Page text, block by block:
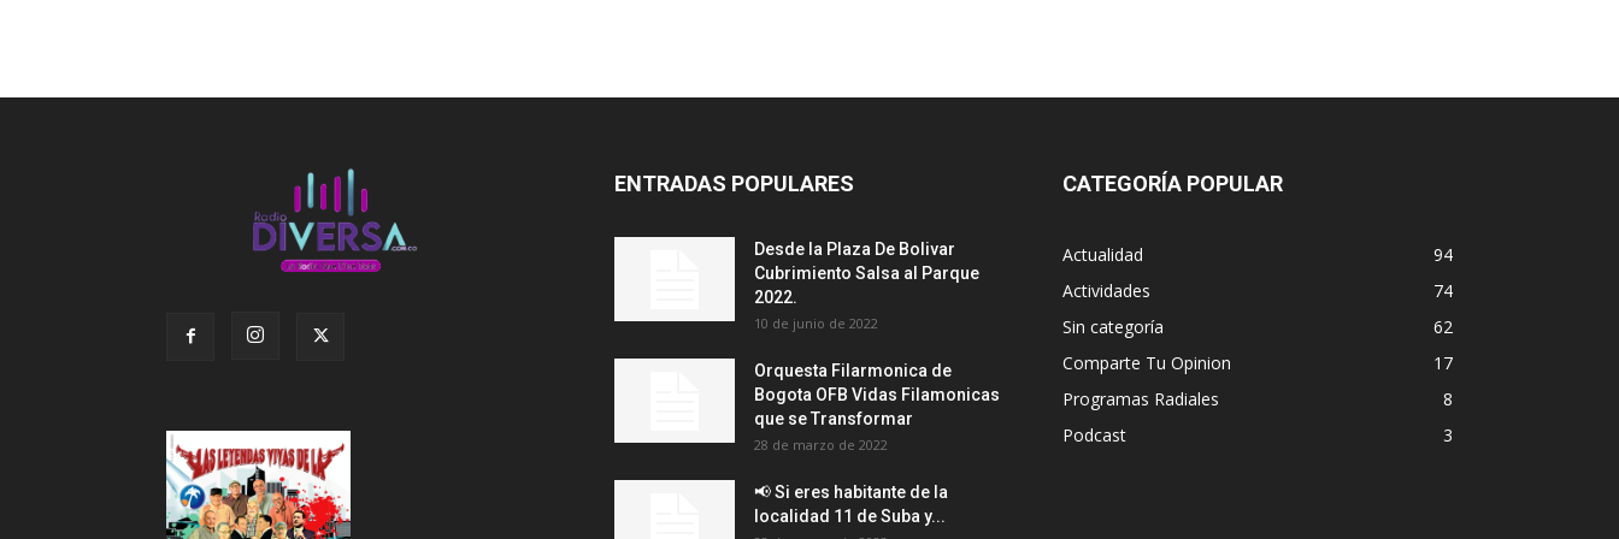
ENTRADAS POPULARES
Desde la Plaza De Bolivar
Cubrimiento Salsa al Parque
2022.
10 de junio de 2022
Orquesta Filarmonica de
Bogota OFB Vidas Filamonicas
que se Transformar
28 de marzo de 2022
📢 Si eres habitante de la
localidad 11 de Suba y...
CATEGORÍA POPULAR
Actualidad
94
Actividades
74
Sin categoría
62
Comparte Tu Opinion
17
Programas Radiales
8
Podcast
3